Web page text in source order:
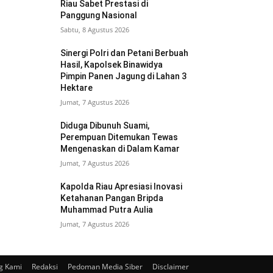
Riau Sabet Prestasi di
Panggung Nasional
Sabtu, 8 Agustus 2026
Sinergi Polri dan Petani Berbuah
Hasil, Kapolsek Binawidya
Pimpin Panen Jagung di Lahan 3
Hektare
Jumat, 7 Agustus 2026
Diduga Dibunuh Suami,
Perempuan Ditemukan Tewas
Mengenaskan di Dalam Kamar
Jumat, 7 Agustus 2026
Kapolda Riau Apresiasi Inovasi
Ketahanan Pangan Bripda
Muhammad Putra Aulia
Jumat, 7 Agustus 2026
Kami Redaksi Pedoman Media Siber Disclaimer